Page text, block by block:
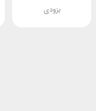
بزودی